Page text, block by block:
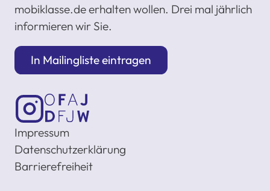
mobiklasse.de erhalten wollen. Drei mal jährlich
informieren wir Sie.
In Mailingliste eintragen
Impressum
Datenschutzerklärung
Barrierefreiheit